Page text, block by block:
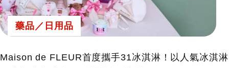
藥品／日用品
Maison de FLEUR首度攜手31冰淇淋！以人氣冰淇淋